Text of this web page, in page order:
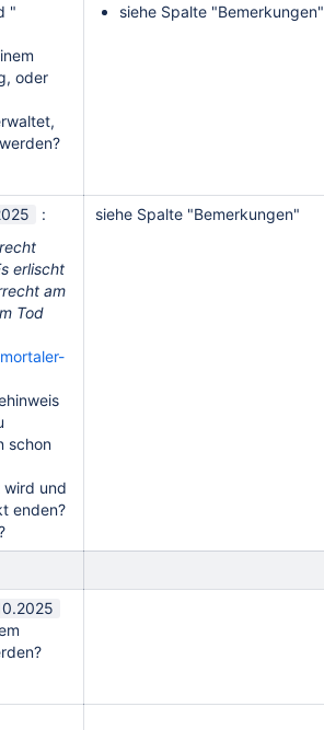
"
oder
siehe Spalte "Bemerkungen"
:
erlischt
am
Tod
schon
wird und
enden?
siehe Spalte "Bemerkungen"